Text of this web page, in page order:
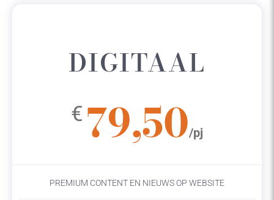
DIGITAAL
€ 79,50/pj
PREMIUM CONTENT EN NIEUWS OP WEBSITE